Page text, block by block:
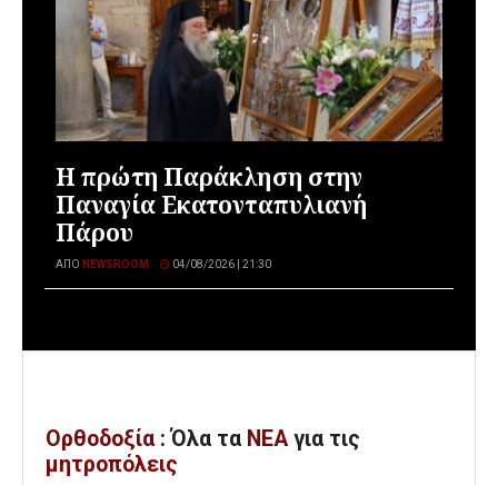
Η πρώτη Παράκληση στην
Παναγία Εκατονταπυλιανή
Πάρου
ΑΠΌ NEWSROOM 04/08/2026 | 21:30
Ορθοδοξία : Όλα τα ΝΕΑ για τις
μητροπόλεις